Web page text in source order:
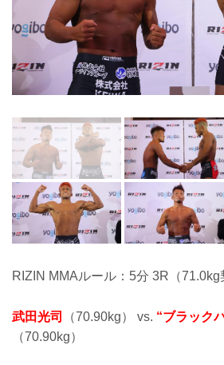
RIZIN MMAルール：5分 3R（71.0kg
武田光司 （70.90kg） vs. “ブラック
（70.90kg）